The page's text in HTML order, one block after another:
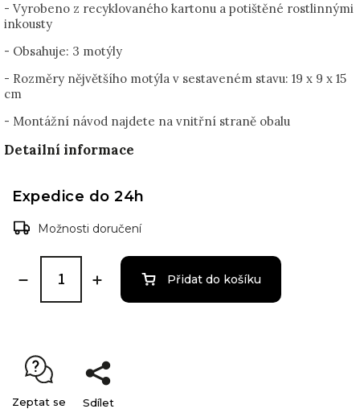
- Vyrobeno z recyklovaného kartonu a potištěné rostlinnými
inkousty
- Obsahuje: 3 motýly
- Rozměry nějvětšího motýla v sestaveném stavu: 19 x 9 x 15
cm
- Montážní návod najdete na vnitřní straně obalu
Detailní informace
Expedice do 24h
Možnosti doručení
Přidat do košíku
Zeptat se Sdílet